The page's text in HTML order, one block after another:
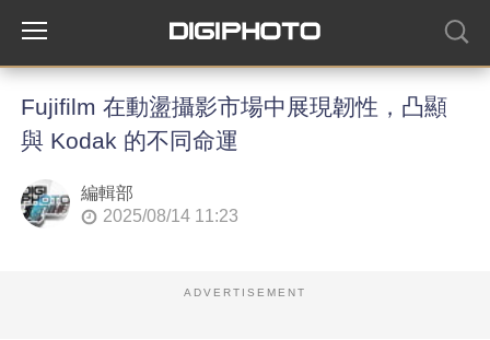
Fujifilm 在動盪攝影市場中展現韌性，凸顯
與 Kodak 的不同命運
編輯部
2025/08/14 11:23
ADVERTISEMENT